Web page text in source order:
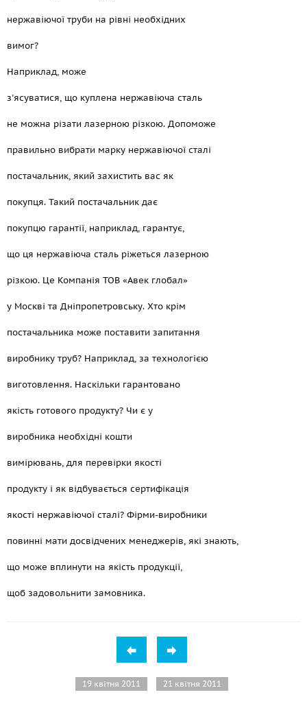
нержавіючої труби на рівні необхідних
вимог?
Наприклад, може
з'ясуватися, що куплена нержавіюча сталь
не можна різати лазерною різкою. Допоможе
правильно вибрати марку нержавіючої сталі
постачальник, який захистить вас як
покупця. Такий постачальник дає
покупцю гарантії, наприклад, гарантує,
що ця нержавіюча сталь ріжеться лазерною
різкою. Це Компанія ТОВ «Авек глобал»
у Москві та Дніпропетровську. Хто крім
постачальника може поставити запитання
виробнику труб? Наприклад, за технологією
виготовлення. Наскільки гарантовано
якість готового продукту? Чи є у
виробника необхідні кошти
вимірювань, для перевірки якості
продукту і як відбувається сертифікація
якості нержавіючої сталі? Фірми-виробники
повинні мати досвідчених менеджерів, які знають,
що може вплинути на якість продукції,
щоб задовольнити замовника.
19 квітня 2011 21 квітня 2011